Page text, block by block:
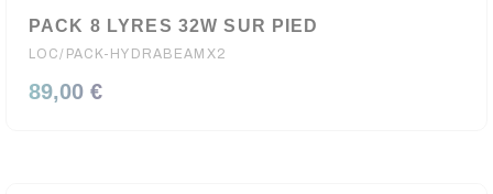
PACK 8 LYRES 32W SUR PIED
LOC/PACK-HYDRABEAMX2
89,00 €